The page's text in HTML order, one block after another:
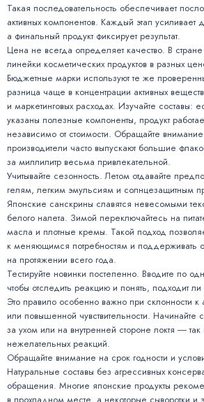
Такая последовательность обеспечивает
активных компонентов. Каждый этап
а финальный продукт фиксирует результат.
Цена не всегда определяет качество. В
линейки косметических продуктов в разных
Бюджетные марки используют те же
разница чаще в концентрации активных
и маркетинговых расходах. Изучайте составы:
указаны полезные компоненты, продукт
независимо от стоимости. Обращайте
производители часто выпускают большие
за миллилитр весьма привлекательной.
Учитывайте сезонность. Летом отдавайте
гелям, легким эмульсиям и солнцезащитным
Японские санскрины славятся невесомыми
белого налета. Зимой переключайтесь на
масла и плотные кремы. Такой подход
к меняющимся потребностям и поддерживать
на протяжении всего года.
Тестируйте новинки постепенно. Вводите по
чтобы отследить реакцию и понять, подходит
Это правило особенно важно при склонности к
или повышенной чувствительности. Начинайте
за ухом или на внутренней стороне локтя ―
нежелательных реакций.
Обращайте внимание на срок годности и
Натуральные составы без агрессивных
обращения. Многие японские продукты